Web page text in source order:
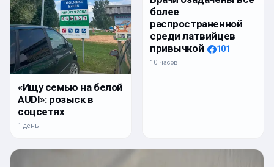
«Ищу семью на белой
AUDI»: розыск в
соцсетях
1 день
более
распространенной
среди латвийцев
привычкой
101
10 часов